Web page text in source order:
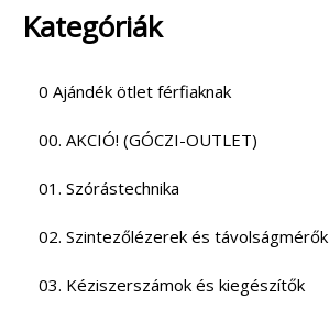
Kategóriák
0 Ajándék ötlet férfiaknak
00. AKCIÓ! (GÓCZI-OUTLET)
01. Szórástechnika
02. Szintezőlézerek és távolságmérők
03. Kéziszerszámok és kiegészítők